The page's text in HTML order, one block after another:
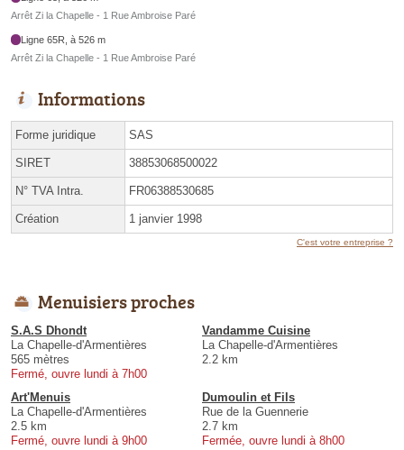
Arrêt Zi la Chapelle - 1 Rue Ambroise Paré
Ligne 65R, à 526 m
Arrêt Zi la Chapelle - 1 Rue Ambroise Paré
Informations
Forme juridique SAS
SIRET 38853068500022
N° TVA Intra. FR06388530685
Création 1 janvier 1998
C'est votre entreprise ?
Menuisiers proches
S.A.S Dhondt
La Chapelle-d'Armentières
565 mètres
Fermé, ouvre lundi à 7h00
Vandamme Cuisine
La Chapelle-d'Armentières
2.2 km
Art'Menuis
La Chapelle-d'Armentières
2.5 km
Fermé, ouvre lundi à 9h00
Dumoulin et Fils
Rue de la Guennerie
2.7 km
Fermée, ouvre lundi à 8h00